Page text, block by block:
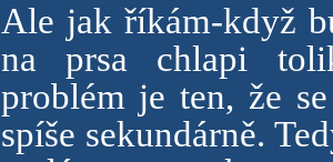
Ale jak říkám-když
na prsa chlapi
problém je ten, že
spíše sekundárně.